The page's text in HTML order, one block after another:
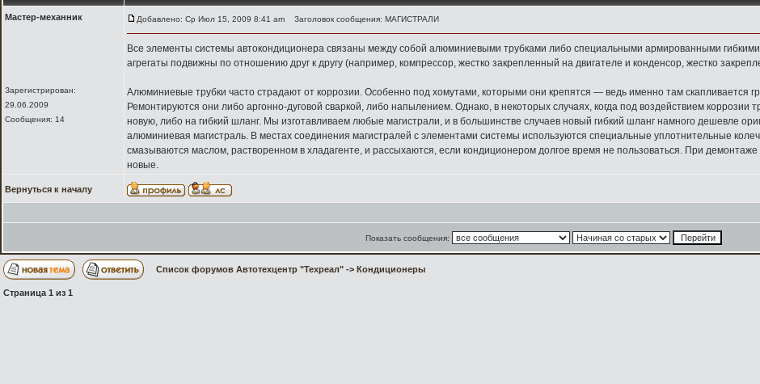
Мастер-механник
Зарегистрирован:
29.06.2009
Сообщения: 14
Добавлено: Ср Июл 15, 2009 8:41 am Заголовок сообщения: МАГИСТРАЛИ
Все элементы системы автокондиционера связаны между собой алюминиевыми трубками либо специальными армированными
агрегаты подвижны по отношению друг к другу (например, компрессор, жестко закрепленный на двигателе и конденсор, жестко
Алюминиевые трубки часто страдают от коррозии. Особенно под хомутами, которыми они крепятся — ведь именно там скапливается
Ремонтируются они либо аргонно-дуговой сваркой, либо напылением. Однако, в некоторых случаях, когда под воздействием
новую, либо на гибкий шланг. Мы изготавливаем любые магистрали, и в большинстве случаев новый гибкий шланг намного дешевле
алюминиевая магистраль. В местах соединения магистралей с элементами системы используются специальные уплотнительные
смазываются маслом, растворенном в хладагенте, и рассыхаются, если кондиционером долгое время не пользоваться. При демонтаже
новые.
Вернуться к началу
Показать сообщения:
Список форумов Автотехцентр "Техреал" -> Кондиционеры
Страница 1 из 1